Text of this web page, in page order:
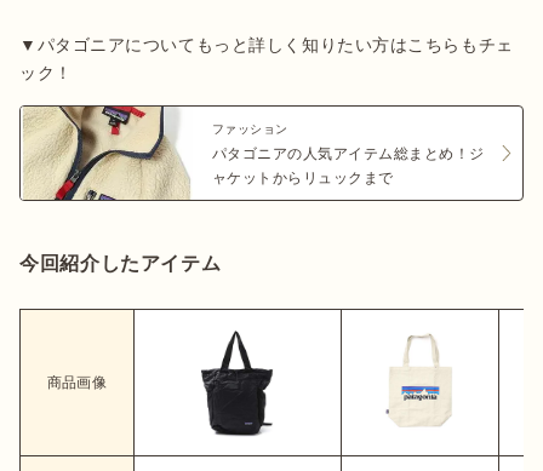
▼パタゴニアについてもっと詳しく知りたい方はこちらもチェ
ック！
ファッション
パタゴニアの人気アイテム総まとめ！ジ
ャケットからリュックまで
今回紹介したアイテム
商品画像